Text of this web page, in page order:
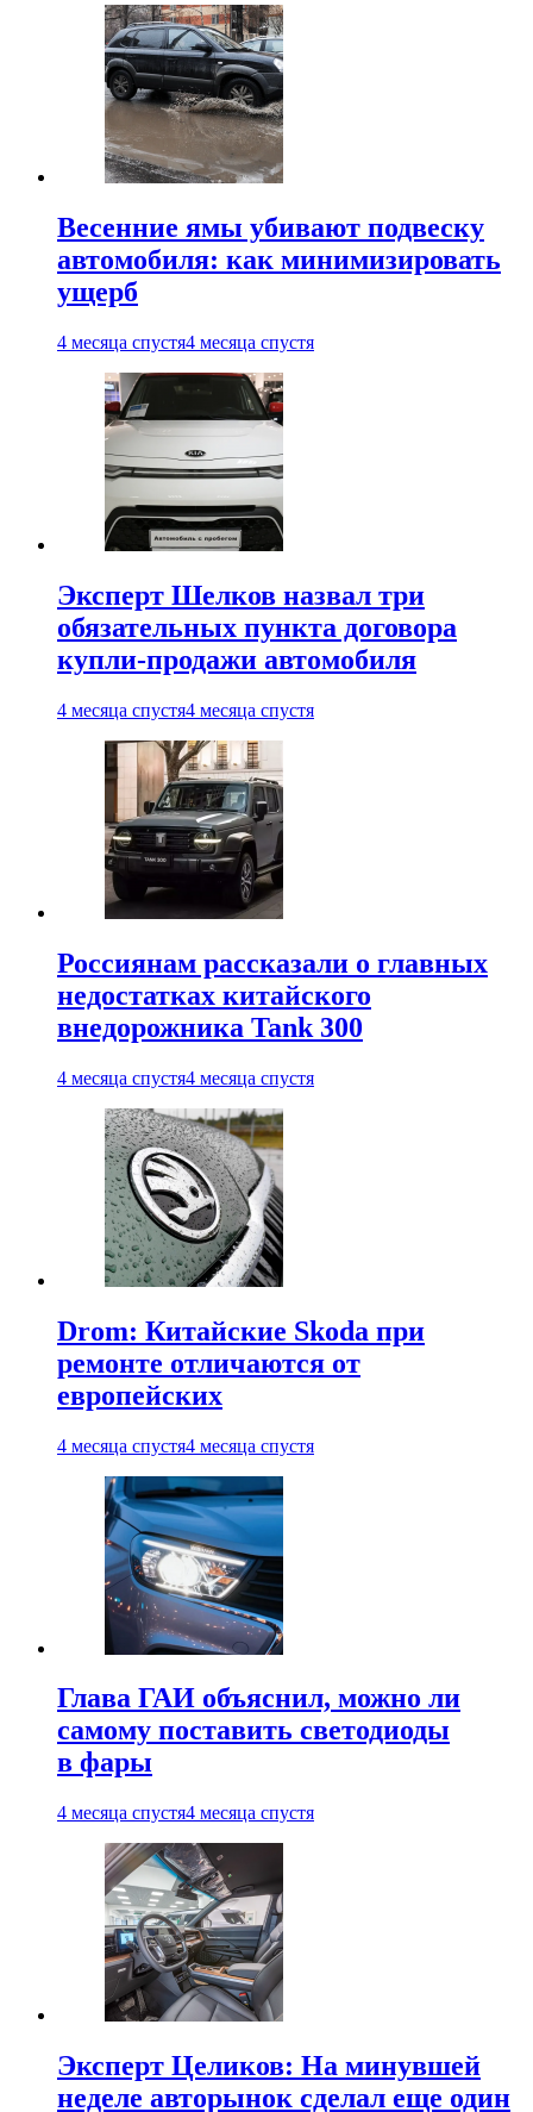
Весенние ямы убивают подвеску
автомобиля: как минимизировать
ущерб
4 месяца спустя4 месяца спустя
Эксперт Шелков назвал три
обязательных пункта договора
купли-продажи автомобиля
4 месяца спустя4 месяца спустя
Россиянам рассказали о главных
недостатках китайского
внедорожника Tank 300
4 месяца спустя4 месяца спустя
Drom: Китайские Skoda при
ремонте отличаются от
европейских
4 месяца спустя4 месяца спустя
Глава ГАИ объяснил, можно ли
самому поставить светодиоды
в фары
4 месяца спустя4 месяца спустя
Эксперт Целиков: На минувшей
неделе авторынок сделал еще один